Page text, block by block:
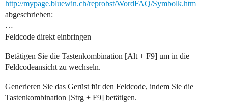
http://mypage.bluewin.ch/reprobst/WordFAQ/Symbolk.htm
abgeschrieben:
…
Feldcode direkt einbringen
Betätigen Sie die Tastenkombination [Alt + F9] um in die
Feldcodeansicht zu wechseln.
Generieren Sie das Gerüst für den Feldcode, indem Sie die
Tastenkombination [Strg + F9] betätigen.